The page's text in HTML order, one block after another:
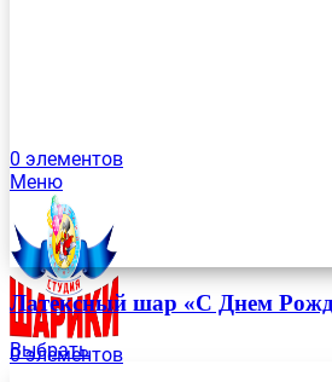
0 элементов
Меню
0элементов
Латексный шар «С Днем
Выбрать